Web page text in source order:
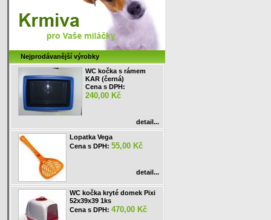
Nejprodávanější výrobky
WC kočka s rámem
KAR (černá)
Cena s DPH:
240,00 Kč
detail...
Lopatka Vega
Cena s DPH: 55,00 Kč
detail...
WC kočka kryté domek Pixi
52x39x39 1ks
Cena s DPH: 470,00 Kč